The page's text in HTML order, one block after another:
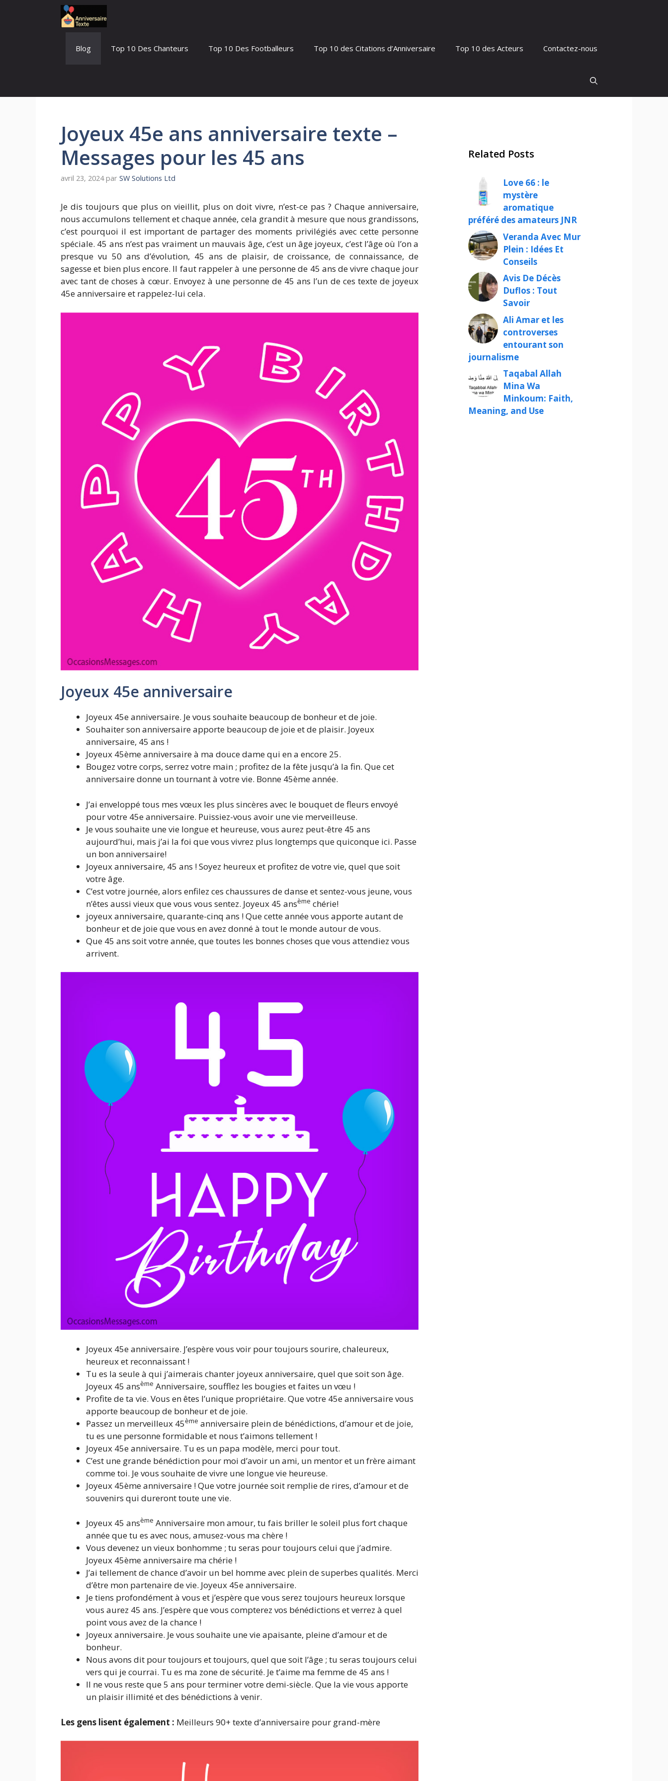
Blog Top 10 Des Chanteurs Top 10 Des Footballeurs Top 10 des Citations d’Anniversaire Top 10 des Acteurs Contactez-nous
Joyeux 45e ans anniversaire texte –
Messages pour les 45 ans
avril 23, 2024 par SW Solutions Ltd
Je dis toujours que plus on vieillit, plus on doit vivre, n’est-ce pas ? Chaque anniversaire,
nous accumulons tellement et chaque année, cela grandit à mesure que nous grandissons,
c’est pourquoi il est important de partager des moments privilégiés avec cette personne
spéciale. 45 ans n’est pas vraiment un mauvais âge, c’est un âge joyeux, c’est l’âge où l’on a
presque vu 50 ans d’évolution, 45 ans de plaisir, de croissance, de connaissance, de
sagesse et bien plus encore. Il faut rappeler à une personne de 45 ans de vivre chaque jour
avec tant de choses à cœur. Envoyez à une personne de 45 ans l’un de ces texte de joyeux
45e anniversaire et rappelez-lui cela.
Joyeux 45e anniversaire
Joyeux 45e anniversaire. Je vous souhaite beaucoup de bonheur et de joie.
Souhaiter son anniversaire apporte beaucoup de joie et de plaisir. Joyeux
anniversaire, 45 ans !
Joyeux 45ème anniversaire à ma douce dame qui en a encore 25.
Bougez votre corps, serrez votre main ; profitez de la fête jusqu’à la fin. Que cet
anniversaire donne un tournant à votre vie. Bonne 45ème année.
J’ai enveloppé tous mes vœux les plus sincères avec le bouquet de fleurs envoyé
pour votre 45e anniversaire. Puissiez-vous avoir une vie merveilleuse.
Je vous souhaite une vie longue et heureuse, vous aurez peut-être 45 ans
aujourd’hui, mais j’ai la foi que vous vivrez plus longtemps que quiconque ici. Passe
un bon anniversaire!
Joyeux anniversaire, 45 ans ! Soyez heureux et profitez de votre vie, quel que soit
votre âge.
C’est votre journée, alors enfilez ces chaussures de danse et sentez-vous jeune, vous
n’êtes aussi vieux que vous vous sentez. Joyeux 45 ansème chérie!
joyeux anniversaire, quarante-cinq ans ! Que cette année vous apporte autant de
bonheur et de joie que vous en avez donné à tout le monde autour de vous.
Que 45 ans soit votre année, que toutes les bonnes choses que vous attendiez vous
arrivent.
Joyeux 45e anniversaire. J’espère vous voir pour toujours sourire, chaleureux,
heureux et reconnaissant !
Tu es la seule à qui j’aimerais chanter joyeux anniversaire, quel que soit son âge.
Joyeux 45 ansème Anniversaire, soufflez les bougies et faites un vœu !
Profite de ta vie. Vous en êtes l’unique propriétaire. Que votre 45e anniversaire vous
apporte beaucoup de bonheur et de joie.
Passez un merveilleux 45ème anniversaire plein de bénédictions, d’amour et de joie,
tu es une personne formidable et nous t’aimons tellement !
Joyeux 45e anniversaire. Tu es un papa modèle, merci pour tout.
C’est une grande bénédiction pour moi d’avoir un ami, un mentor et un frère aimant
comme toi. Je vous souhaite de vivre une longue vie heureuse.
Joyeux 45ème anniversaire ! Que votre journée soit remplie de rires, d’amour et de
souvenirs qui dureront toute une vie.
Joyeux 45 ansème Anniversaire mon amour, tu fais briller le soleil plus fort chaque
année que tu es avec nous, amusez-vous ma chère !
Vous devenez un vieux bonhomme ; tu seras pour toujours celui que j’admire.
Joyeux 45ème anniversaire ma chérie !
J’ai tellement de chance d’avoir un bel homme avec plein de superbes qualités. Merci
d’être mon partenaire de vie. Joyeux 45e anniversaire.
Je tiens profondément à vous et j’espère que vous serez toujours heureux lorsque
vous aurez 45 ans. J’espère que vous compterez vos bénédictions et verrez à quel
point vous avez de la chance !
Joyeux anniversaire. Je vous souhaite une vie apaisante, pleine d’amour et de
bonheur.
Nous avons dit pour toujours et toujours, quel que soit l’âge ; tu seras toujours celui
vers qui je courrai. Tu es ma zone de sécurité. Je t’aime ma femme de 45 ans !
Il ne vous reste que 5 ans pour terminer votre demi-siècle. Que la vie vous apporte
un plaisir illimité et des bénédictions à venir.
Les gens lisent également : Meilleurs 90+ texte d’anniversaire pour grand-mère
Related Posts
Love 66 : le
mystère
aromatique
préféré des amateurs JNR
Veranda Avec Mur
Plein : Idées Et
Conseils
Avis De Décès
Duflos : Tout
Savoir
Ali Amar et les
controverses
entourant son
journalisme
Taqabal Allah
Mina Wa
Minkoum: Faith,
Meaning, and Use